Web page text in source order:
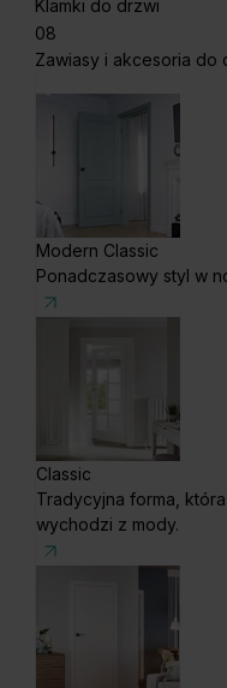
Klamki do drzwi
08
Zawiasy i akcesoria do
Modern Classic
Ponadczasowy styl w
Classic
Tradycyjna forma,
wychodzi z mody.